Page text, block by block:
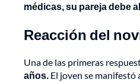
médicas, su pareja debe
Reacción del
Una de las primeras
años. El joven se